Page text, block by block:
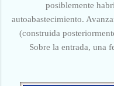
posiblemente
autoabastecimiento.
(construida
Sobre la entrada, una